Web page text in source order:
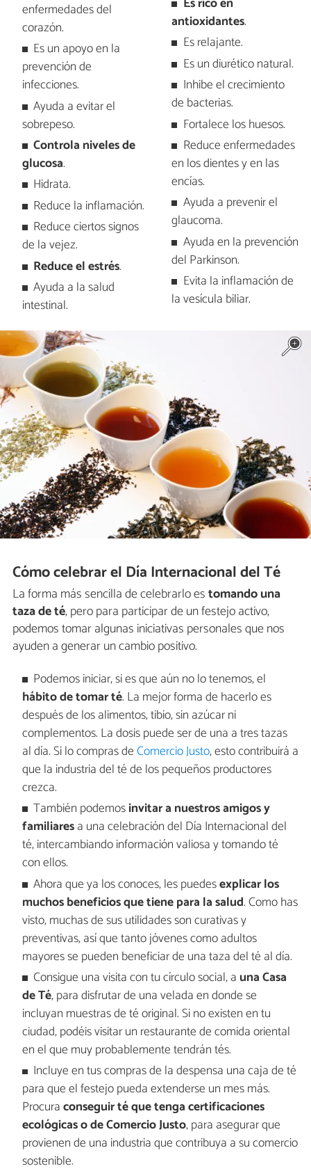
enfermedades del
corazón.
Es un apoyo en la
prevención de
infecciones.
Ayuda a evitar el
sobrepeso.
Controla niveles de
glucosa.
Hidrata.
Reduce la inflamación.
Reduce ciertos signos
de la vejez.
Reduce el estrés.
Ayuda a la salud
intestinal.
antioxidantes.
Es relajante.
Es un diurético natural.
Inhibe el crecimiento
de bacterias.
Fortalece los huesos.
Reduce enfermedades
en los dientes y en las
encías.
Ayuda a prevenir el
glaucoma.
Ayuda en la prevención
del Parkinson.
Evita la inflamación de
la vesícula biliar.
Cómo celebrar el Día Internacional del Té
La forma más sencilla de celebrarlo estomando una
taza de té, pero para participar de un festejo activo,
podemos tomar algunas iniciativas personales que nos
ayuden a generar un cambio positivo.
Podemos iniciar, si es que aún no lo tenemos, el
hábito de tomar té. La mejor forma de hacerlo es
después de los alimentos, tibio, sin azúcar ni
complementos. La dosis puede ser de una a tres tazas
al día. Si lo compras deComercio Justo, esto contribuirá a
que la industria del té de los pequeños productores
crezca.
También podemosinvitar a nuestros amigos y
familiaresa una celebración del Día Internacional del
té, intercambiando información valiosa y tomando té
con ellos.
Ahora que ya los conoces, les puedesexplicar los
muchos beneficios que tiene para la salud. Como has
visto, muchas de sus utilidades son curativas y
preventivas, así que tanto jóvenes como adultos
mayores se pueden beneficiar de una taza del té al día.
Consigue una visita con tu círculo social, a una Casa
de Té, para disfrutar de una velada en donde se
incluyan muestras de té original. Si no existen en tu
ciudad, podéis visitar un restaurante de comida oriental
en el que muy probablemente tendrán tés.
Incluye en tus compras de la despensa una caja de té
para que el festejo pueda extenderse un mes más.
Procuraconseguir té que tenga certificaciones
ecológicas o de Comercio Justo, para asegurar que
provienen de una industria que contribuya a su comercio
sostenible.